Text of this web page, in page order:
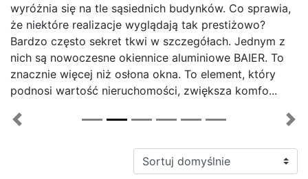
wyróżnia się na tle sąsiednich budynków. Co sprawia,
że niektóre realizacje wyglądają tak prestiżowo?
Bardzo często sekret tkwi w szczegółach. Jednym z
nich są nowoczesne okiennice aluminiowe BAIER. To
znacznie więcej niż osłona okna. To element, który
podnosi wartość nieruchomości, zwiększa komfo...
Sortuj: